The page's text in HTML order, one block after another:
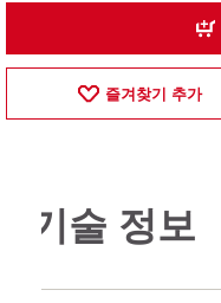
즐겨찾기 추가
기술 정보